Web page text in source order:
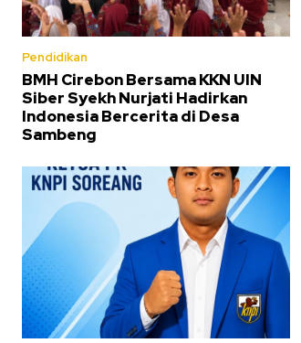
Pendidikan
BMH Cirebon Bersama KKN UIN
Siber Syekh Nurjati Hadirkan
Indonesia Bercerita di Desa
Sambeng